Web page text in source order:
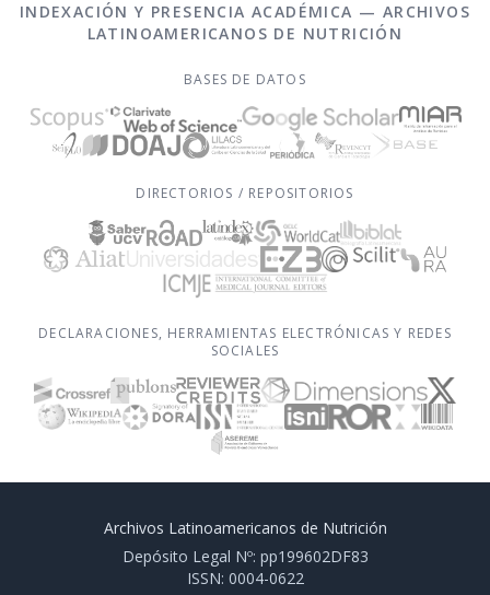
INDEXACIÓN Y PRESENCIA ACADÉMICA — ARCHIVOS
LATINOAMERICANOS DE NUTRICIÓN
BASES DE DATOS
DIRECTORIOS / REPOSITORIOS
DECLARACIONES, HERRAMIENTAS ELECTRÓNICAS Y REDES
SOCIALES
Archivos Latinoamericanos de Nutrición
Depósito Legal Nº: pp199602DF83
ISSN: 0004-0622